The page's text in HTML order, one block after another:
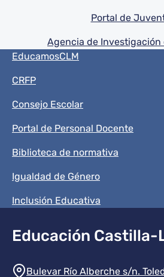
Portal de
Agencia de Investigación
Menú del pie
EducamosCLM
CRFP
Consejo Escolar
Portal de Personal Docente
Biblioteca de normativa
Igualdad de Género
Inclusión Educativa
Educación Castilla-
Información de la
Bulevar Río Alberche s/n.